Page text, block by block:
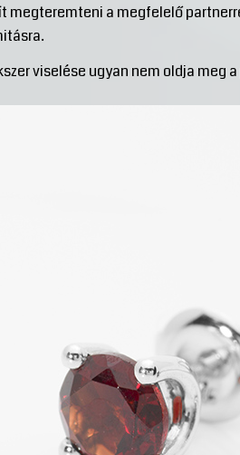
megteremteni a megfelelő
viselése ugyan nem oldja meg